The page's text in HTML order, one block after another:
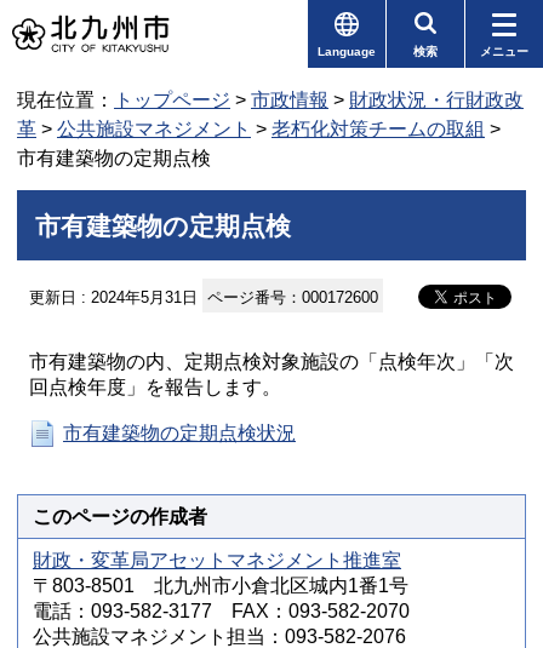
Language 検索 メニュー
現在位置： トップページ > 市政情報 > 財政状況・行財政改
革 > 公共施設マネジメント > 老朽化対策チームの取組 >
市有建築物の定期点検
市有建築物の定期点検
更新日 : 2024年5月31日 ページ番号：000172600
市有建築物の内、定期点検対象施設の「点検年次」「次
回点検年度」を報告します。
市有建築物の定期点検状況
このページの作成者
財政・変革局アセットマネジメント推進室
〒803-8501 北九州市小倉北区城内1番1号
電話：093-582-3177 FAX：093-582-2070
公共施設マネジメント担当：093-582-2076